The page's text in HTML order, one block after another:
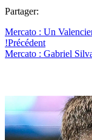
Partager:
Mercato : Un
!Précédent
Mercato : Gabriel